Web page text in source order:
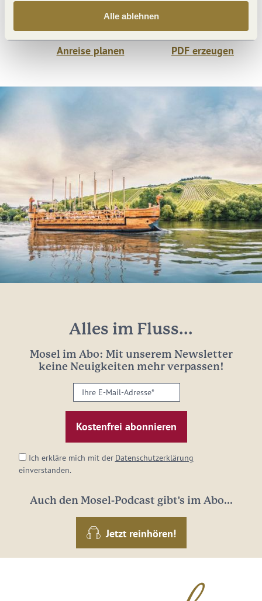
Alle ablehnen
Anreise planen PDF erzeugen
Alles im Fluss...
Mosel im Abo: Mit unserem Newsletter
keine Neuigkeiten mehr verpassen!
Ihre
E-
Mail-
Adresse:
Ich erkläre mich mit der Datenschutzerklärung
einverstanden.
Auch den Mosel-Podcast gibt's im Abo...
Jetzt reinhören!